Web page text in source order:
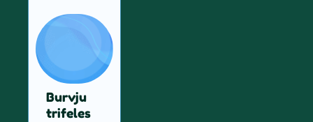
Burvju
trifeles